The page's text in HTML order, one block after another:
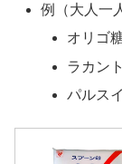
例（大人一
オリゴ
ラカン
パルス